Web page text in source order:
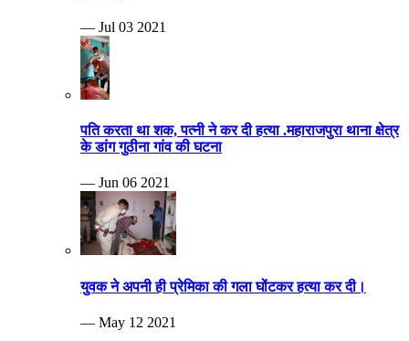
— Jul 03 2021
पति करता था शक, पत्नी ने कर दी हत्या .महाराजपुरा थाना क्षेत्र
के डांग गुठीना गांव की घटना
— Jun 06 2021
युवक ने अपनी ही प्रेमिका की गला घोंटकर हत्या कर दी।
— May 12 2021